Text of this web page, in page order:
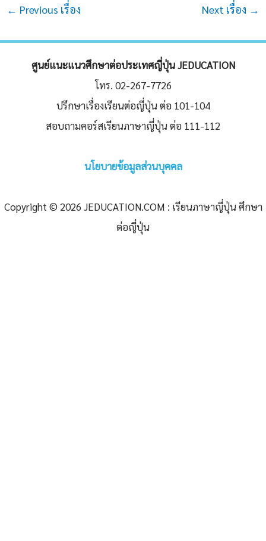
Post
← Previous เรื่อง Next เรื่อง →
ศูนย์แนะแนวศึกษาต่อประเทศญี่ปุ่น JEDUCATION
โทร. 02-267-7726
ปรึกษาเรื่องเรียนต่อญี่ปุ่น ต่อ 101-104
สอบถามคอร์สเรียนภาษาญี่ปุ่น ต่อ 111-112
นโยบายข้อมูลส่วนบุคคล
Copyright © 2026 JEDUCATION.COM : เรียนภาษาญี่ปุ่น ศึกษา
ต่อญี่ปุ่น